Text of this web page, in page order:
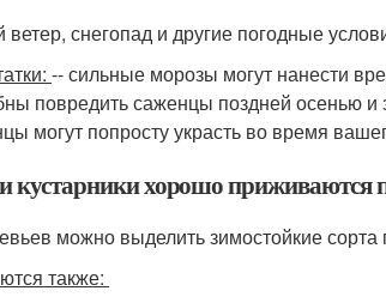
ветер, снегопад и другие погодные
-- сильные морозы могут нанести
повредить саженцы поздней осенью и
могут попросту украсть во время
кустарники хорошо приживаются
можно выделить зимостойкие сорта
также: